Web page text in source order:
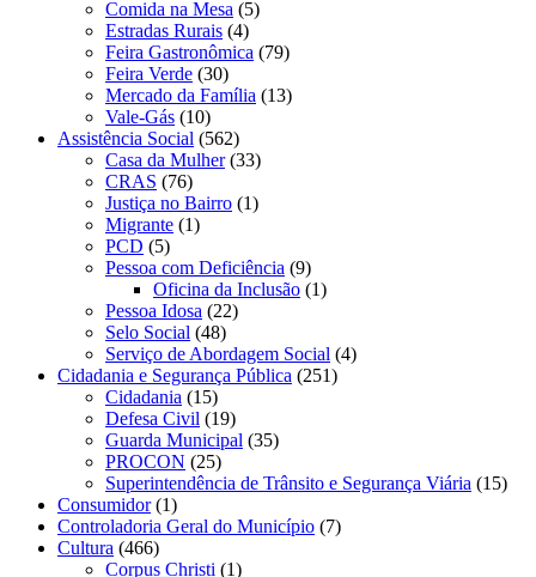
Comida na Mesa (5)
Estradas Rurais (4)
Feira Gastronômica (79)
Feira Verde (30)
Mercado da Família (13)
Vale-Gás (10)
Assistência Social (562)
Casa da Mulher(33)
CRAS (76)
Justiça no Bairro (1)
Migrante (1)
PCD (5)
Pessoa com Deficiência (9)
Oficina da Inclusão (1)
Pessoa Idosa (22)
Selo Social (48)
Serviço de Abordagem Social (4)
Cidadania e Segurança Pública (251)
Cidadania (15)
Defesa Civil (19)
Guarda Municipal (35)
PROCON (25)
Superintendência de Trânsito e Segurança Viária (15)
Consumidor(1)
Controladoria Geral do Município (7)
Cultura (466)
Corpus Christi (1)